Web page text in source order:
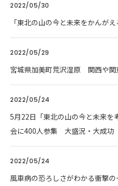
2022/05/30
「東北の山の今と未来をかんが
2022/05/29
宮城県加美町荒沢湿原 関西や関
2022/05/24
5月22日「東北の山の今と未来を
会に400人参集 大盛況・大成功
2022/05/24
風車病の恐ろしさがわかる衝撃